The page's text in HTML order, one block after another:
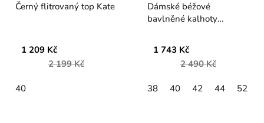
Černý flitrovaný top Kate
1 209 Kč
2 199 Kč
40
Dámské béžové
bavlněné kalhoty
1 743 Kč
2 490 Kč
38 40 42 44 52